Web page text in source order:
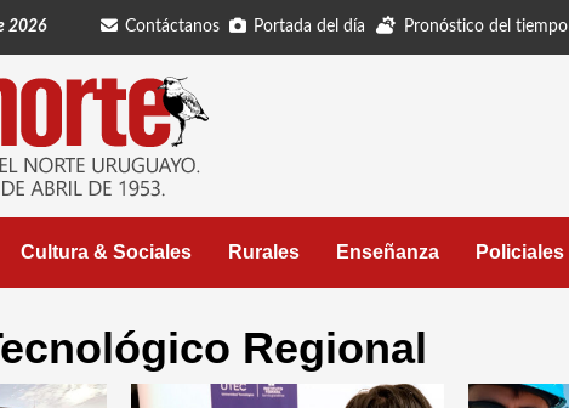
2026 Contáctanos Portada del día Pronóstico del tiempo
Cultura & Sociales Rurales Enseñanza Policiales
Regional